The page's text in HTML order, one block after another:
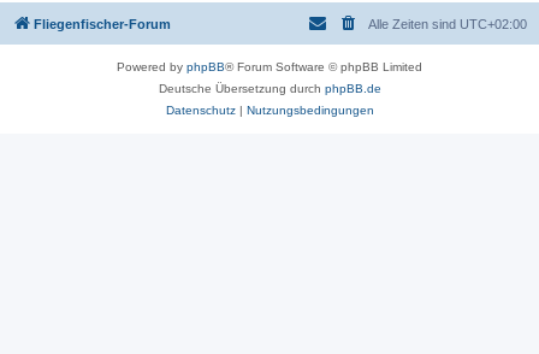
Fliegenfischer-Forum Alle Zeiten sind UTC+02:00
Powered by phpBB® Forum Software © phpBB Limited
Deutsche Übersetzung durch phpBB.de
Datenschutz| Nutzungsbedingungen